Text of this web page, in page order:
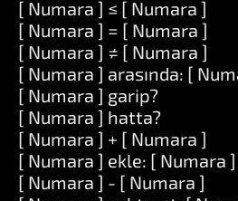
[ Numara ] ≤ [ Numara ]
[ Numara ] = [ Numara ]
[ Numara ] ≠ [ Numara ]
[ Numara ] arasında: [
[ Numara ] garip?
[ Numara ] hatta?
[ Numara ] + [ Numara ]
[ Numara ] ekle: [ Numara ]
[ Numara ] - [ Numara ]